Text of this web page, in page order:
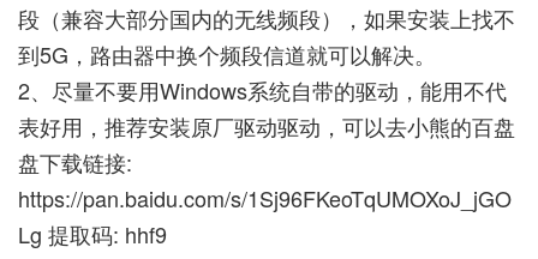
段（兼容大部分国内的无线频段），如果安装上找不
到5G，路由器中换个频段信道就可以解决。
2、尽量不要用Windows系统自带的驱动，能用不代
表好用，推荐安装原厂驱动驱动，可以去小熊的百盘
盘下载链接:
https://pan.baidu.com/s/1Sj96FKeoTqUMOXoJ_jGO
Lg 提取码: hhf9